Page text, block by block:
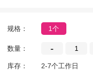
规格： 1个
数量： -
库存： 2-7个工作日